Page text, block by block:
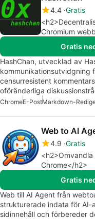
4.4 Gratis
Chromium
Gratis
HashChan, utvecklad av
kommunikationsutvidgning
censurresistent
oföränderliga
ChromeE-PostMarkdown-
Web to AI
4.9 Gratis
Chrome</h2>
Gratis
Web till AI Agent från
strukturerade indata för AI-
sidinnehåll och förbereder